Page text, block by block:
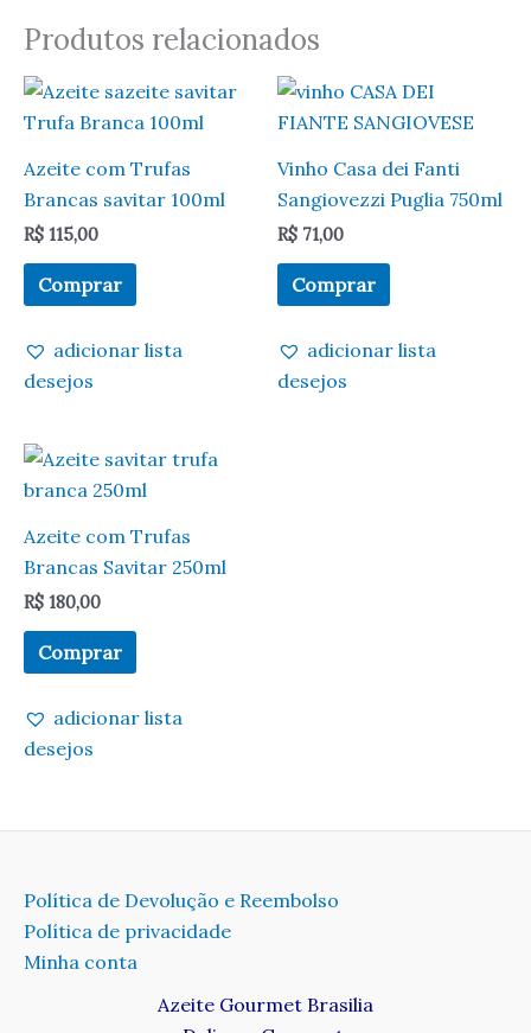
Produtos relacionados
Azeite com Trufas
Brancas savitar 100ml
R$ 115,00
Comprar
adicionar lista
desejos
Vinho Casa dei Fanti
Sangiovezzi Puglia 750ml
R$ 71,00
Comprar
adicionar lista
desejos
Azeite com Trufas
Brancas Savitar 250ml
R$ 180,00
Comprar
adicionar lista
desejos
Política de Devolução e Reembolso
Política de privacidade
Minha conta
Azeite Gourmet Brasilia